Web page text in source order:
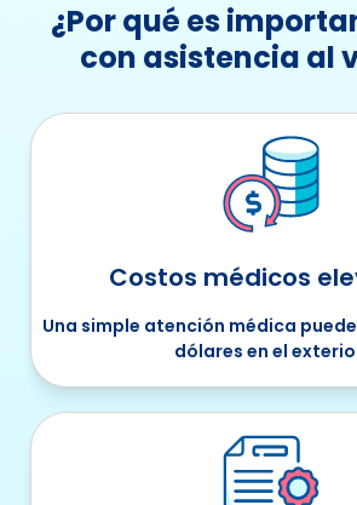
¿Por qué es
con asistencia al
Costos médicos
Una simple atención médica
dólares en el